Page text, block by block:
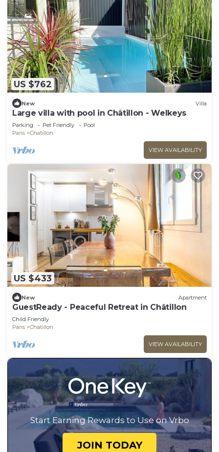
US $762
New Villa
Large villa with pool in Châtillon - Welkeys
Parking Pet Friendly
Pool
Paris
Chatillon
VIEW AVAILABILITY
US $433
New Apartment
GuestReady - Peaceful Retreat in Châtillon
Child Friendly
Paris
Chatillon
VIEW AVAILABILITY
Start Earning Rewards to Use on Vrbo
JOIN TODAY